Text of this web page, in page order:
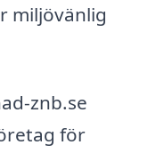
miljövänlig
znb.se
för